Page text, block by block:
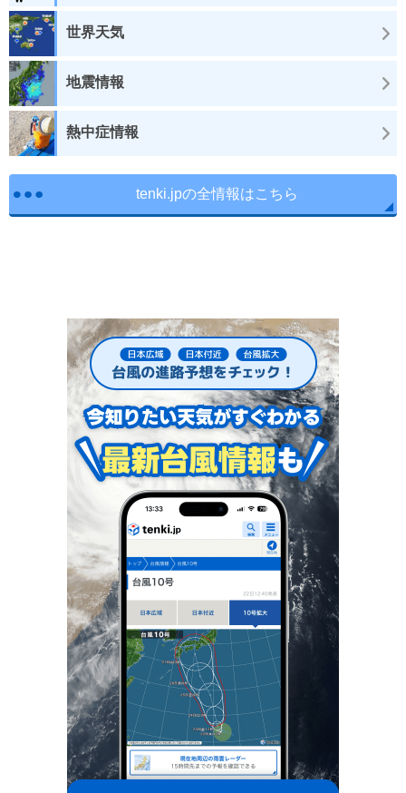
世界天気
地震情報
熱中症情報
tenki.jpの全情報はこちら